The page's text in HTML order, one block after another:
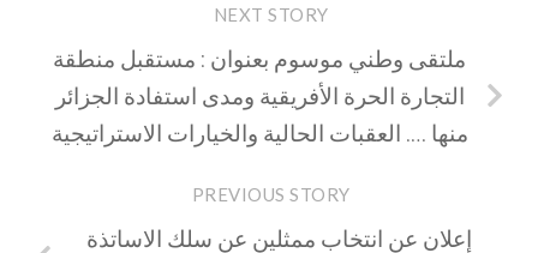
NEXT STORY
ملتقى وطني موسوم بعنوان : مستقبل منطقة
التجارة الحرة الأفريقية ومدى استفادة الجزائر
منها …. العقبات الحالية والخيارات الاستراتيجية
PREVIOUS STORY
إعلان عن انتخاب ممثلين عن سلك الاساتذة